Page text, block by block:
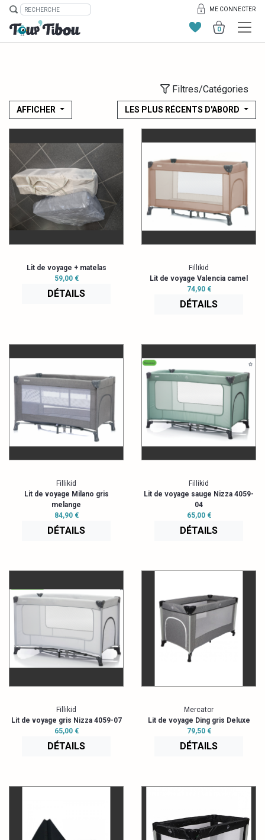
ME CONNECTER
0
Filtres/Catégories
AFFICHER LES PLUS RÉCENTS D'ABORD
Lit de voyage + matelas
59,00 €
DÉTAILS
Fillikid
Lit de voyage Valencia camel
74,90 €
DÉTAILS
Fillikid
Lit de voyage Milano gris
melange
84,90 €
DÉTAILS
Fillikid
Lit de voyage sauge Nizza 4059-
04
65,00 €
DÉTAILS
Fillikid
Lit de voyage gris Nizza 4059-07
65,00 €
DÉTAILS
Mercator
Lit de voyage Ding gris Deluxe
79,50 €
DÉTAILS